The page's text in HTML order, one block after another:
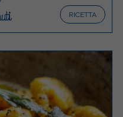
RICETTA